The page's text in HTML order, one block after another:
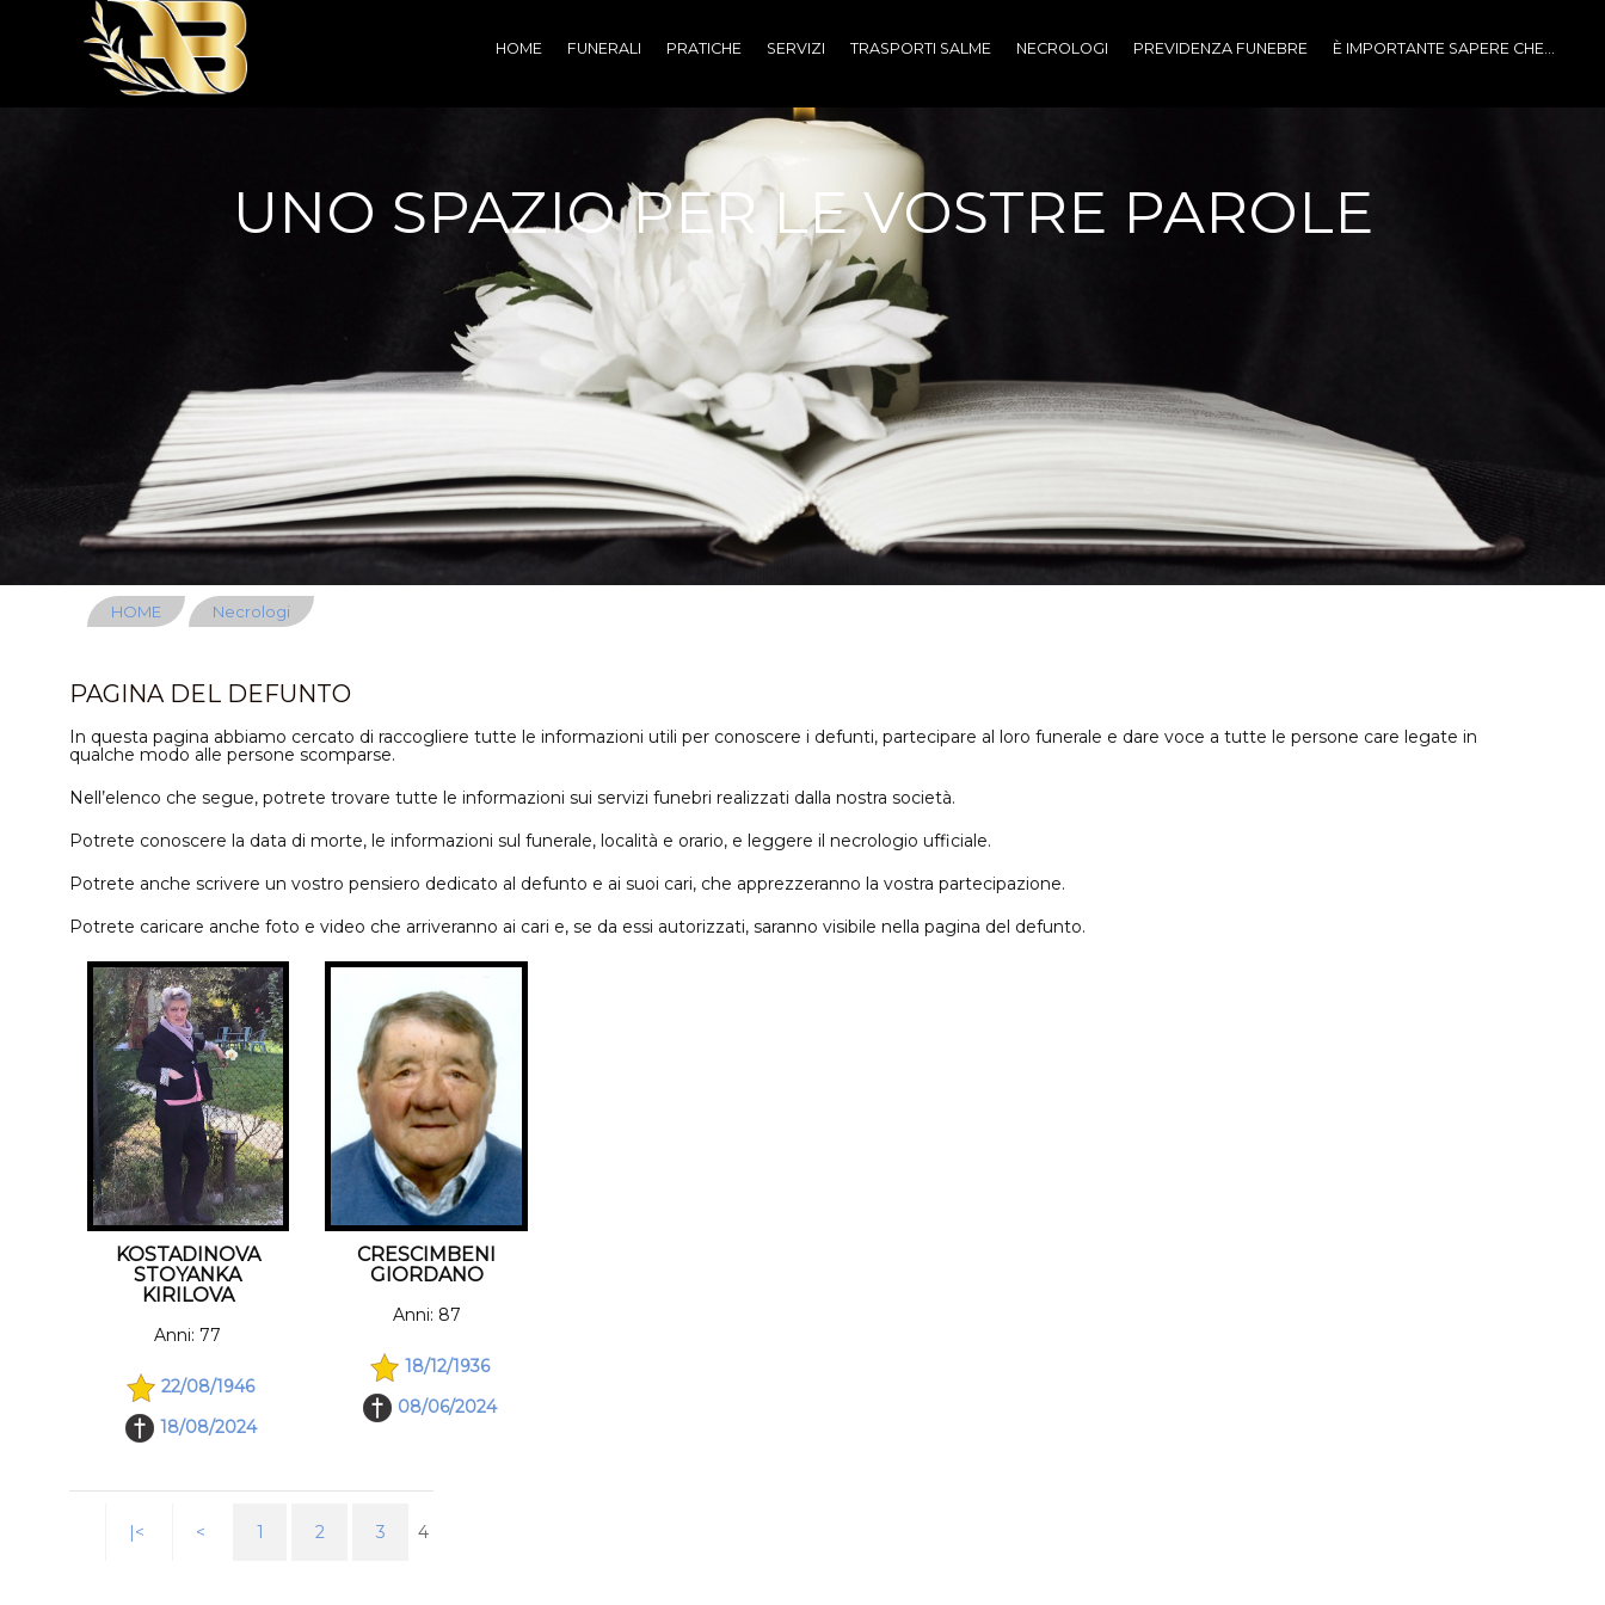
HOME FUNERALI PRATICHE SERVIZI TRASPORTI SALME NECROLOGI PREVIDENZA FUNEBRE È IMPORTANTE SAPERE CHE...
UNO SPAZIO PER LE VOSTRE PAROLE
HOME Necrologi
PAGINA DEL DEFUNTO
In questa pagina abbiamo cercato di raccogliere tutte le informazioni utili per conoscere i defunti, partecipare al loro funerale e dare voce a tutte le persone care legate in
qualche modo alle persone scomparse.
Nell’elenco che segue, potrete trovare tutte le informazioni sui servizi funebri realizzati dalla nostra società.
Potrete conoscere la data di morte, le informazioni sul funerale, località e orario, e leggere il necrologio ufficiale.
Potrete anche scrivere un vostro pensiero dedicato al defunto e ai suoi cari, che apprezzeranno la vostra partecipazione.
Potrete caricare anche foto e video che arriveranno ai cari e, se da essi autorizzati, saranno visibile nella pagina del defunto.
KOSTADINOVA
STOYANKA
KIRILOVA
Anni: 77
22/08/1946
18/08/2024
CRESCIMBENI
GIORDANO
Anni: 87
18/12/1936
08/06/2024
|< < 1 2 3 4